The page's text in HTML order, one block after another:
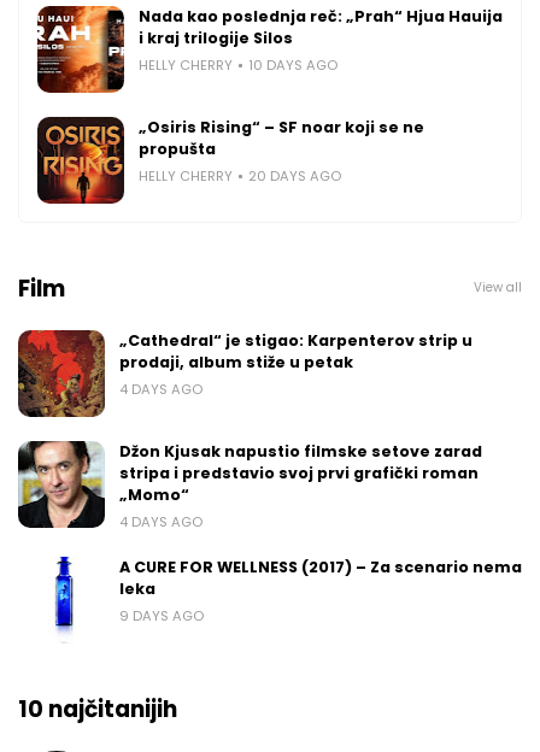
Nada kao poslednja reč: „Prah“ Hjua Hauija
i kraj trilogije Silos
HELLY CHERRY 10 DAYS AGO
„Osiris Rising“ – SF noar koji se ne
propušta
HELLY CHERRY 20 DAYS AGO
Film View all
„Cathedral“ je stigao: Karpenterov strip u
prodaji, album stiže u petak
4 DAYS AGO
Džon Kjusak napustio filmske setove zarad
stripa i predstavio svoj prvi grafički roman
„Momo“
4 DAYS AGO
A CURE FOR WELLNESS (2017) – Za scenario nema
leka
9 DAYS AGO
10 najčitanijih